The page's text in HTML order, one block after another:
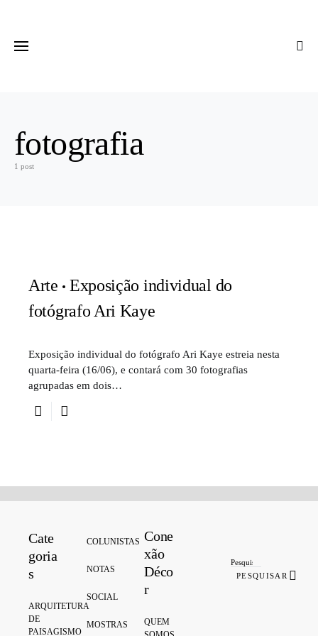
fotografia
1 post
Arte
Exposição individual do
fotógrafo Ari Kaye
Exposição individual do fotógrafo Ari Kaye estreia nesta
quarta-feira (16/06), e contará com 30 fotografias
agrupadas em dois…
Cate
goria
s
ARQUITETURA
DE
PAISAGISMO
COLUNISTAS
NOTAS
SOCIAL
MOSTRAS
Cone
xão
Déco
r
QUEM
PESQUISAR